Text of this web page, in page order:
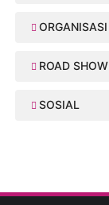
ORGANISASI
ROAD SHOW
SOSIAL